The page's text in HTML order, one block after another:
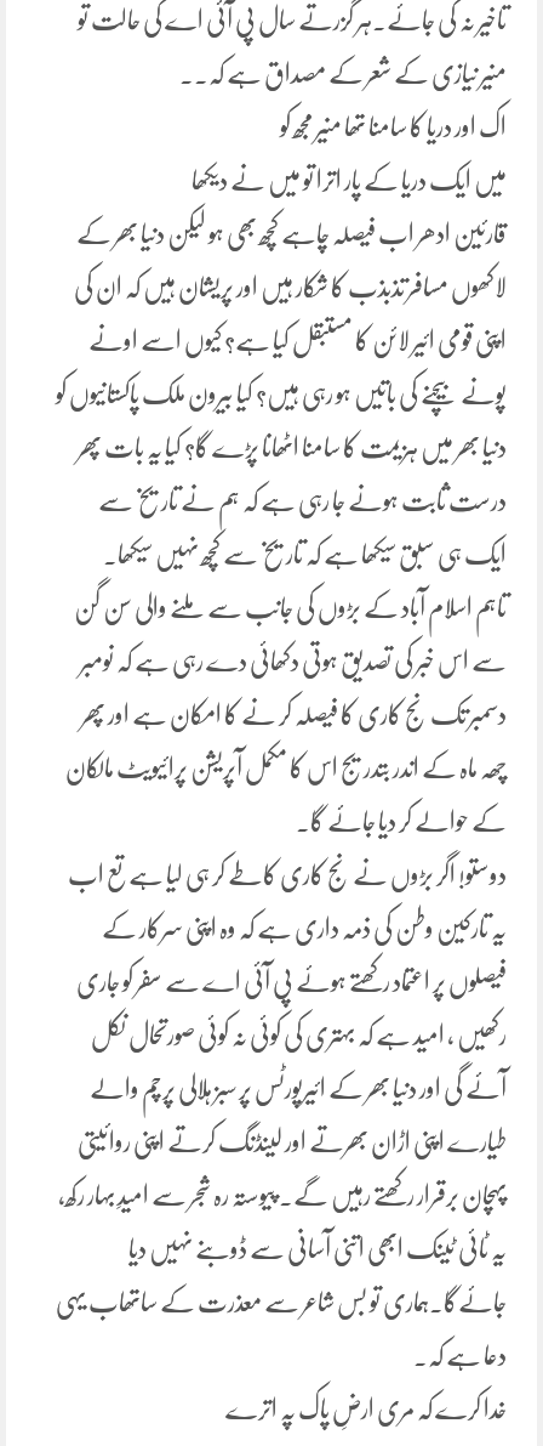
تاخیر نہ کی جائے۔ہر گزرتے سال پی آئی اے کی حالت تو
منیر نیازی کے شعر کے مصداق ہے کہ۔۔
اک اور دریا کا سامنا تھا منیر مجھ کو
میں ایک دریا کے پار اترا تو میں نے دیکھا
قارئین ادھر اب فیصلہ چاہے کچھ بھی ہو لیکن دنیا بھر کے
لاکھوں مسافر تذبذب کا شکار ہیں اور پریشان ہیں کہ ان کی
اپنی قومی ائیر لائن کا مستبقل کیا ہے؟ کیوں اسے اونے
پونے بیچنے کی باتیں ہو رہی ہیں؟ کیا بیرون ملک پاکستانیوں کو
دنیا بھر میں ہزیمت کا سامنا اٹھانا پڑے گا؟ کیا یہ بات پھر
درست ثابت ہونے جا رہی ہے کہ ہم نے تاریخ سے
ایک ہی سبق سیکھا ہے کہ تاریخ سے کچھ نہیں سیکھا۔
تاہم اسلام آباد کے بڑوں کی جانب سے ملنے والی سن گن
سے اس خبر کی تصدیق ہوتی دکھائی دے رہی ہے کہ نومبر
دسمبر تک نج کاری کا فیصلہ کر نے کا امکان ہے اور پھر
چھہ ماہ کے اندر بتدریج اس کا مکمل آپریشن پرائیویٹ مالکان
کے حوالے کر دیا جائے گا۔
دوستو! اگر بڑوں نے نج کاری کاطے کر ہی لیا ہے تع اب
یہ تارکین وطن کی ذمہ داری ہے کہ وہ اپنی سرکار کے
فیصلوں پر اعتماد رکھتے ہوئے پی آئی اے سے سفر کو جاری
رکھیں ، امید ہے کہ بہتری کی کوئی نہ کوئی صورتحال نکل
آئے گی اور دنیا بھر کے ائیرپورٹس پر سبز ہلالی پرچم والے
طیارے اپنی اڑان بھرتے اور لینڈنگ کرتے اپنی روائیتی
پہچان برقرار رکھتے رہیں گے۔ پیوستہ رہ شجر سے امیدِ بہار رکھ،
یہ ٹائی ٹینک ابھی اتنی آسانی سے ڈوبنے نہیں دیا
جائےگا۔ہماری تو بس شاعر سے معذرت کے ساتھاب یہی
دعا ہے کہ۔
خدا کرے کہ مری ارضِ پاک پہ اترے